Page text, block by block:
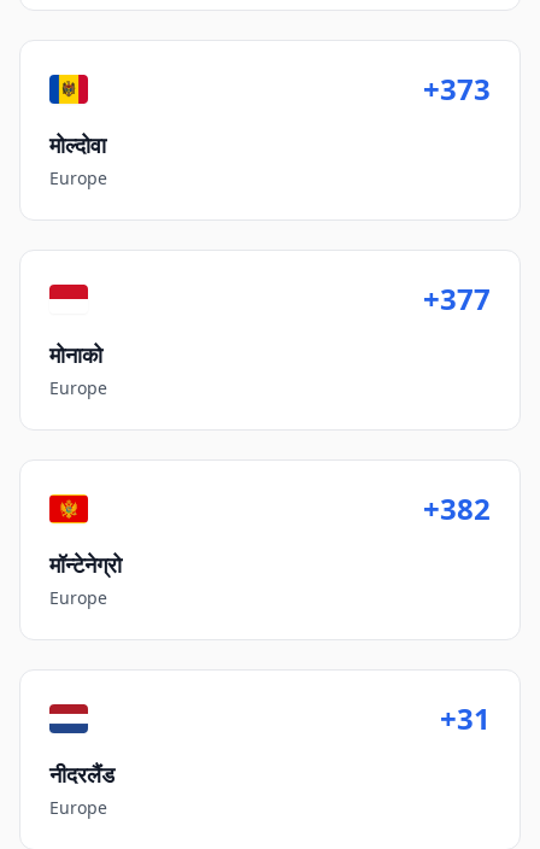
+373
मोल्दोवा
Europe
+377
मोनाको
Europe
+382
मॉन्टेनेग्रो
Europe
+31
नीदरलैंड
Europe